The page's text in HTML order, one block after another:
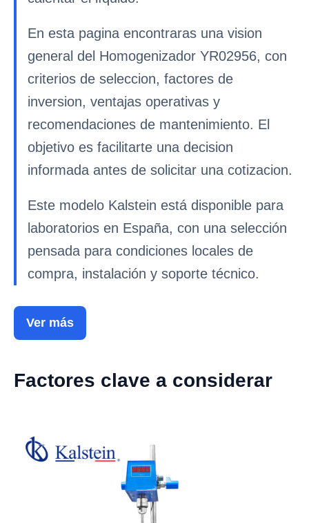
En esta pagina encontraras una vision
general del Homogenizador YR02956, con
criterios de seleccion, factores de
inversion, ventajas operativas y
recomendaciones de mantenimiento. El
objetivo es facilitarte una decision
informada antes de solicitar una cotizacion.
Este modelo Kalstein está disponible para
laboratorios en España, con una selección
pensada para condiciones locales de
compra, instalación y soporte técnico.
Ver más
Factores clave a considerar